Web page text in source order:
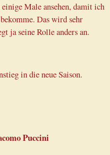
Male ansehen, damit ich
Das wird sehr
ja seine Rolle anders an.
in die neue Saison.
Puccini